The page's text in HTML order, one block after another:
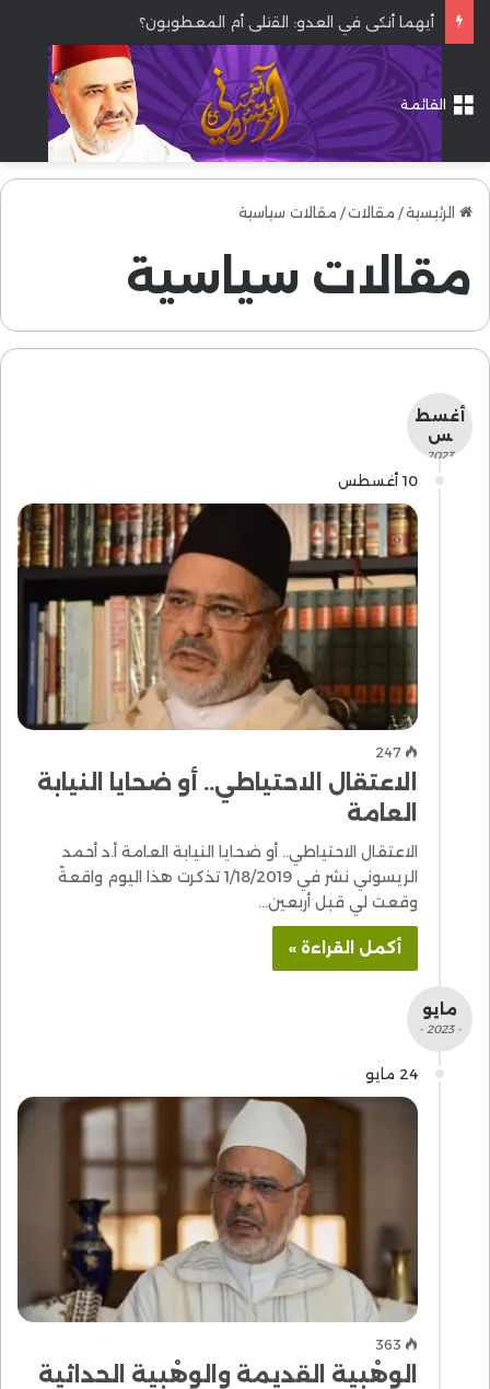
أيهما أنكى في العدو: القتلى أم المعطوبون؟
القائمة
الرئيسية/ مقالات/ مقالات سياسية
مقالات سياسية
أغسط
س
- 2023 -
10 أغسطس
247
الاعتقال الاحتياطي.. أو ضحايا النيابة
العامة
الاعتقال الاحتياطي.. أو ضحايا النيابة العامة أ.د أحمد
الريسوني نشر في 1/18/2019 تذكرت هذا اليوم واقعةً
وقعت لي قبل أربعين…
أكمل القراءة »
مايو
- 2023 -
24 مايو
363
الوهْبية القديمة والوهْبية الحداثية